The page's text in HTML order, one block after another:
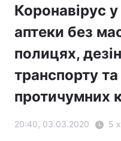
Коронавірус
аптеки без
полицях,
транспорту та
протичумних
20:40, 03.03.2020 5